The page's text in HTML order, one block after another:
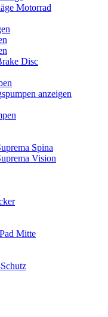
Motorrad
Disc
anzeigen
Spina
Vision
Mitte